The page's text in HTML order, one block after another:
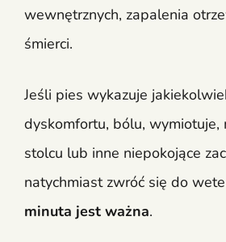
wewnętrznych, zapalenia
śmierci.
Jeśli pies wykazuje
dyskomfortu, bólu, wymiotuje,
stolcu lub inne niepokojące
natychmiast zwróć się do
minuta jest ważna.